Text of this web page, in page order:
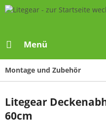
Menü
Montage und Zubehör
Litegear
60cm